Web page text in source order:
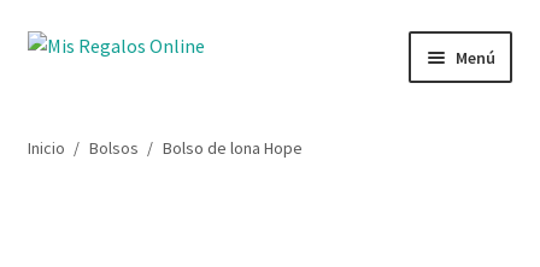
Ir
Ir
Menú
Inicio / Bolsos / Bolso de lona Hope